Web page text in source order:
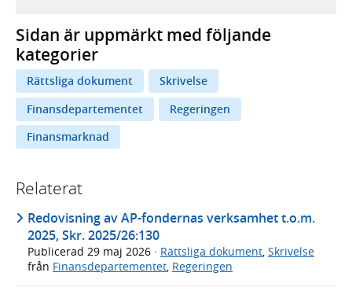
Sidan är uppmärkt med följande
kategorier
Rättsliga dokument
Skrivelse
Finansdepartementet
Regeringen
Finansmarknad
Relaterat
Redovisning av AP-fondernas verksamhet t.o.m.
2025, Skr. 2025/26:130
Publicerad 29 maj 2026 · Rättsliga dokument Skrivelse
från Finansdepartementet Regeringen